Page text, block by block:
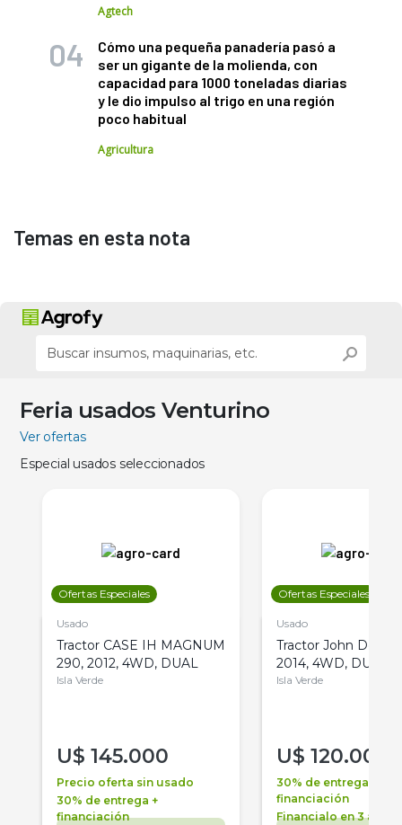
Agtech
Cómo una pequeña panadería pasó a
ser un gigante de la molienda, con
capacidad para 1000 toneladas diarias
y le dio impulso al trigo en una región
poco habitual
Agricultura
Temas en esta nota
Feria usados Venturino
Ver ofertas
Especial usados seleccionados
Ofertas Especiales
Usado
Tractor CASE IH MAGNUM
290, 2012, 4WD, DUAL
Isla Verde
U$ 145.000
Precio oferta sin usado
30% de entrega +
financiación
Ofertas Especiales
Usado
Tractor John Deere
2014, 4WD, DUAL
Isla Verde
U$ 120.000
30% de entrega +
financiación
Financialo en 3 años